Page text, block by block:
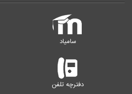
سامیاد
دفترچه تلفن